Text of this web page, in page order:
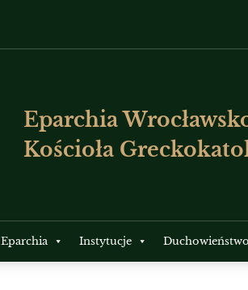
Eparchia
Kościoła
Eparchia Instytucje Duchowieństwo